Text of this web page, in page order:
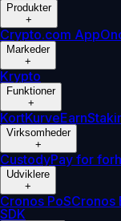
Produkter
+
Crypto.com App
Markeder
+
Krypto
Funktioner
+
KortKurveEarn
Virksomheder
+
CustodyPay for
Udviklere
+
Cronos PoSCronos
SDK